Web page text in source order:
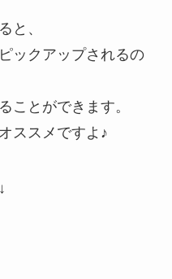
と、
ックアップされるの
ことができます。
ススメですよ♪